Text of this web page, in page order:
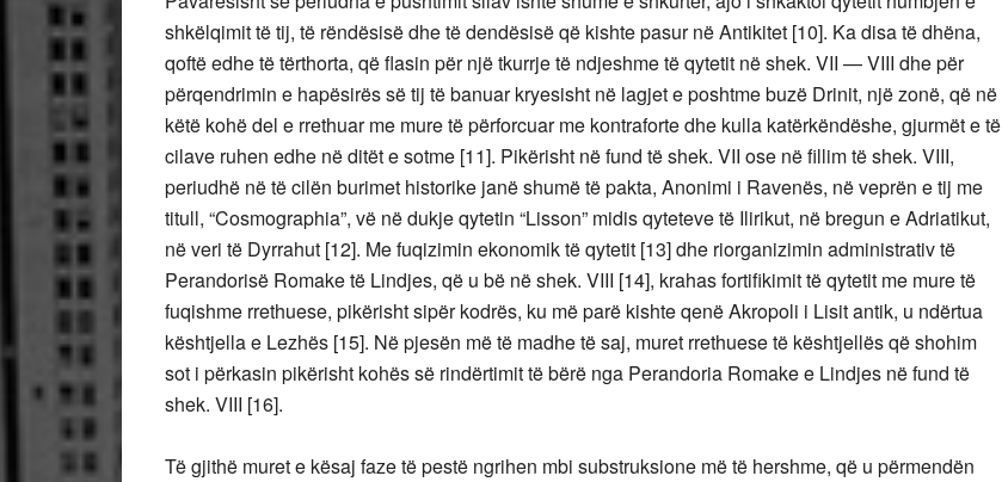
shkëlqimit të tij, të rëndësisë dhe të dendësisë që kishte pasur në Antikitet [10]. Ka disa të dhëna,
qoftë edhe të tërthorta, që flasin për një tkurrje të ndjeshme të qytetit në shek. VII — VIII dhe për
përqendrimin e hapësirës së tij të banuar kryesisht në lagjet e poshtme buzë Drinit, një zonë, që në
këtë kohë del e rrethuar me mure të përforcuar me kontraforte dhe kulla katërkëndëshe, gjurmët e të
cilave ruhen edhe në ditët e sotme [11]. Pikërisht në fund të shek. VII ose në fillim të shek. VIII,
periudhë në të cilën burimet historike janë shumë të pakta, Anonimi i Ravenës, në veprën e tij me
titull, “Cosmographia”, vë në dukje qytetin “Lisson” midis qyteteve të Ilirikut, në bregun e Adriatikut,
në veri të Dyrrahut [12]. Me fuqizimin ekonomik të qytetit [13] dhe riorganizimin administrativ të
Perandorisë Romake të Lindjes, që u bë në shek. VIII [14], krahas fortifikimit të qytetit me mure të
fuqishme rrethuese, pikërisht sipër kodrës, ku më parë kishte qenë Akropoli i Lisit antik, u ndërtua
kështjella e Lezhës [15]. Në pjesën më të madhe të saj, muret rrethuese të kështjellës që shohim
sot i përkasin pikërisht kohës së rindërtimit të bërë nga Perandoria Romake e Lindjes në fund të
shek. VIII [16].
Të gjithë muret e kësaj faze të pestë ngrihen mbi substruksione më të hershme, që u përmendën